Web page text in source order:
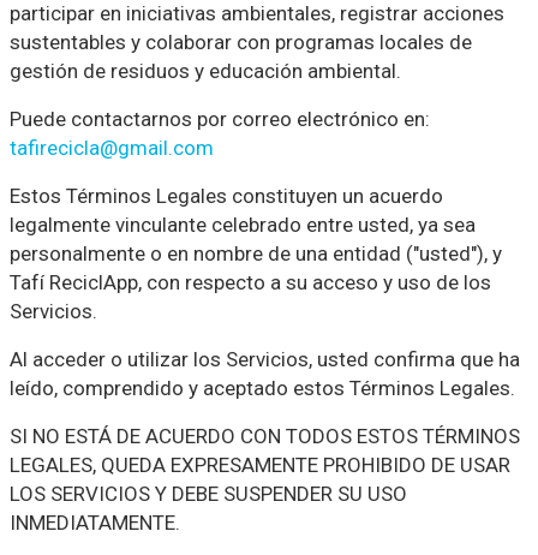
participar en iniciativas ambientales, registrar acciones
sustentables y colaborar con programas locales de
gestión de residuos y educación ambiental.
Puede contactarnos por correo electrónico en:
tafirecicla@gmail.com
Estos Términos Legales constituyen un acuerdo
legalmente vinculante celebrado entre usted, ya sea
personalmente o en nombre de una entidad ("usted"), y
Tafí ReciclApp, con respecto a su acceso y uso de los
Servicios.
Al acceder o utilizar los Servicios, usted confirma que ha
leído, comprendido y aceptado estos Términos Legales.
SI NO ESTÁ DE ACUERDO CON TODOS ESTOS TÉRMINOS
LEGALES, QUEDA EXPRESAMENTE PROHIBIDO DE USAR
LOS SERVICIOS Y DEBE SUSPENDER SU USO
INMEDIATAMENTE.